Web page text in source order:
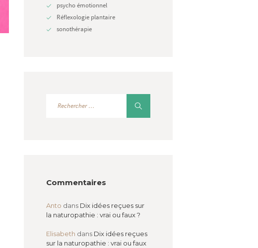
psycho émotionnel
Réflexologie plantaire
sonothérapie
Commentaires
Anto dans Dix idées reçues sur
la naturopathie : vrai ou faux ?
Elisabeth dans Dix idées reçues
sur la naturopathie : vrai ou faux